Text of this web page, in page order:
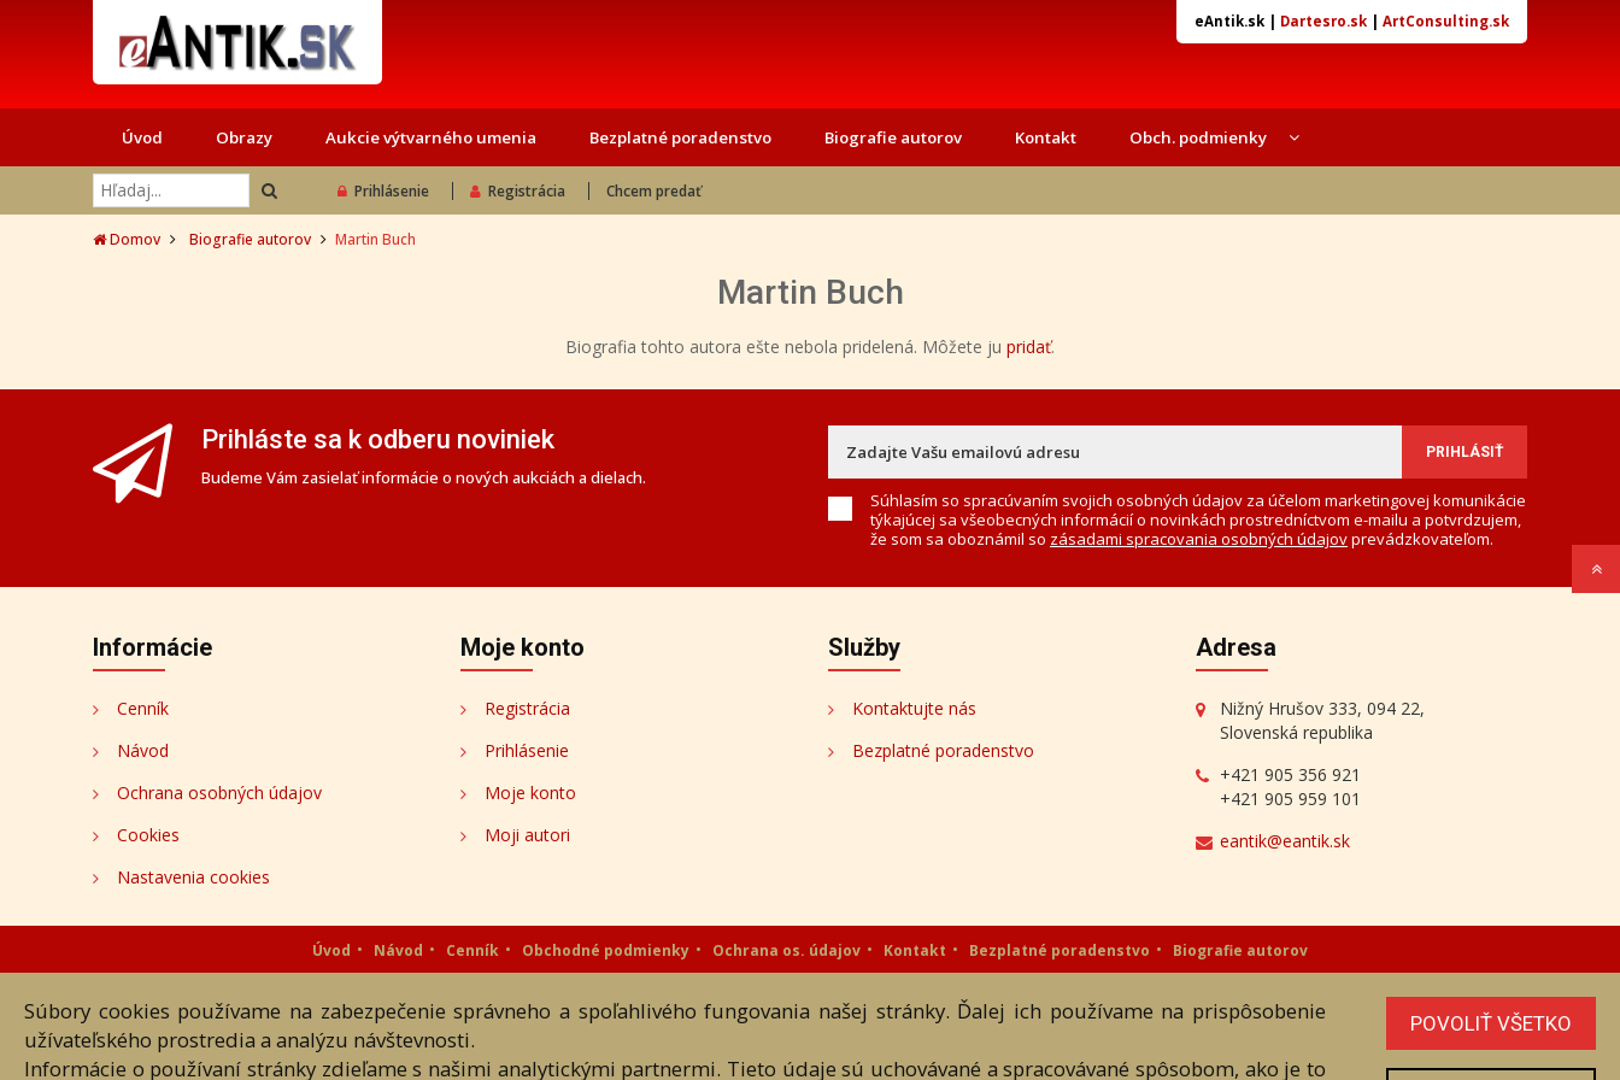
eAntik.sk| Dartesro.sk| ArtConsulting.sk
Úvod Obrazy Aukcie výtvarného umenia Bezplatné poradenstvo Biografie autorov Kontakt Obch. podmienky
Prihlásenie Registrácia Chcem predať
Domov Biografie autorov Martin Buch
Martin Buch
Biografia tohto autora ešte nebola pridelená. Môžete ju pridať.
Prihláste sa k odberu noviniek
Budeme Vám zasielať informácie o nových aukciách a dielach.
Súhlasím so spracúvaním svojich osobných údajov za účelom marketingovej komunikácie
týkajúcej sa všeobecných informácií o novinkách prostredníctvom e-mailu a potvrdzujem,
že som sa oboznámil so zásadami spracovania osobných údajovprevádzkovateľom.
Informácie
Cenník
Návod
Ochrana osobných údajov
Cookies
Nastavenia cookies
Moje konto
Registrácia
Prihlásenie
Moje konto
Moji autori
Služby
Kontaktujte nás
Bezplatné poradenstvo
Adresa
Nižný Hrušov 333, 094 22,
Slovenská republika
+421 905 356 921
+421 905 959 101
eantik@eantik.sk
Úvod Návod Cenník Obchodné podmienky Ochrana os. údajov Kontakt Bezplatné poradenstvo Biografie autorov
Akékoľvek používanie obrazových a textových súčastí tejto stránky je podmienené výslovným súhlasom jej vlastníka. Všetky práva sú vyhradené.
Súbory cookies používame na zabezpečenie správneho a spoľahlivého fungovania našej stránky. Ďalej ich používame na prispôsobenie
užívateľského prostredia a analýzu návštevnosti.
Informácie o používaní stránky zdieľame s našimi analytickými partnermi. Tieto údaje sú uchovávané a spracovávané spôsobom, ako je to
POVOLIŤ VŠETKO